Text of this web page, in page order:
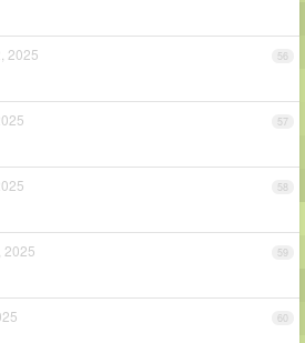
56
2025
57
58
59
2025
60